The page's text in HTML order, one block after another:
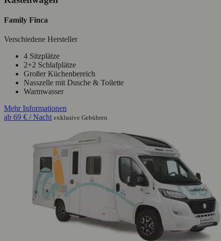
Family Finca
Verschiedene Hersteller
4 Sitzplätze
2+2 Schlafplätze
Großer Küchenbereich
Nasszelle mit Dusche & Toilette
Warmwasser
Mehr Informationen
ab 69 € / Nacht exklusive Gebühren